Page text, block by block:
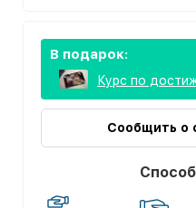
В подарок:
Курс по
Сообщить о